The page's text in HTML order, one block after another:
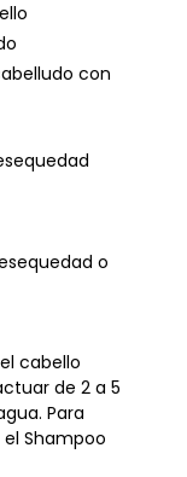
con
o
cabello
de 2 a 5
Para
Shampoo